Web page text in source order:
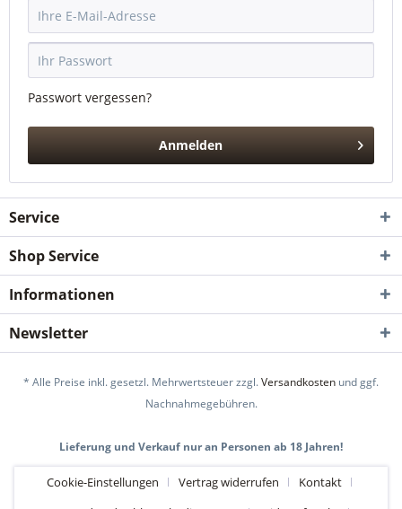
Passwort vergessen?
Anmelden
Service
Shop Service
Informationen
Newsletter
* Alle Preise inkl. gesetzl. Mehrwertsteuer zzgl.Versandkosten und ggf.
Nachnahmegebühren.
Lieferung und Verkauf nur an Personen ab 18 Jahren!
Cookie-Einstellungen Vertrag widerrufen
Kontakt